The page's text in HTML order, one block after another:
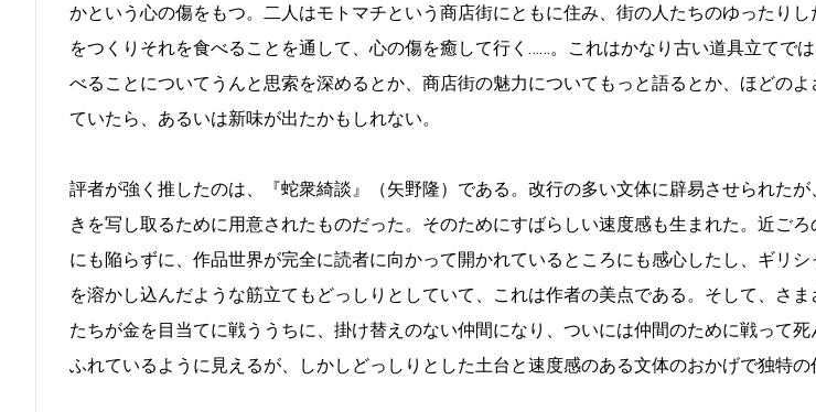
かという心の傷をもつ。二人はモトマチという商店街にともに住み、街の人たちのゆったり
をつくりそれを食べることを通して、心の傷を癒して行く……。これはかなり古い道具立てで
べることについてうんと思索を深めるとか、商店街の魅力についてもっと語るとか、ほどの
ていたら、あるいは新味が出たかもしれない。
評者が強く推したのは、『蛇衆綺談』（矢野隆）である。改行の多い文体に辟易させられた
きを写し取るために用意されたものだった。そのためにすばらしい速度感も生まれた。近ご
にも陥らずに、作品世界が完全に読者に向かって開かれているところにも感心したし、ギリ
を溶かし込んだような筋立てもどっしりとしていて、これは作者の美点である。そして、さ
たちが金を目当てに戦ううちに、掛け替えのない仲間になり、ついには仲間のために戦って
ふれているように見えるが、しかしどっしりとした土台と速度感のある文体のおかげで独特の